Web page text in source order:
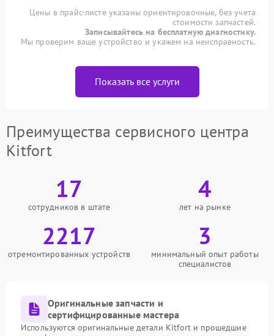
Цены в прайс-листе указаны ориентировочные, без учета
стоимости запчастей.
Записывайтесь на бесплатную диагностику.
Мы проверим ваше устройство и укажем на неисправность.
Показать все услуги
Преимущества сервисного центра
Kitfort
17
сотрудников в штате
4
лет на рынке
2217
отремонтированных устройств
3
минимальный опыт работы
специалистов
Оригинальные запчасти и
сертифицированные мастера
Используются оригинальные детали Kitfort и прошедшие